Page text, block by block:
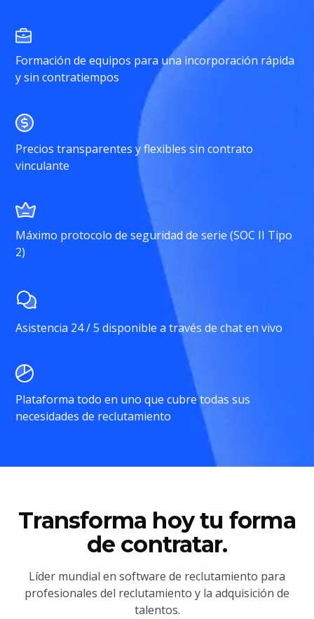
Formación de equipos para una incorporación rápida
y sin contratiempos
Precios transparentes y flexibles sin contrato
vinculante
Máximo protocolo de seguridad de serie (SOC II Tipo
2)
Asistencia 24 / 5 disponible a través de chat en vivo
Plataforma todo en uno que cubre todas sus
necesidades de reclutamiento
Transforma hoy tu forma
de contratar.
Líder mundial en software de reclutamiento para
profesionales del reclutamiento y la adquisición de
talentos.